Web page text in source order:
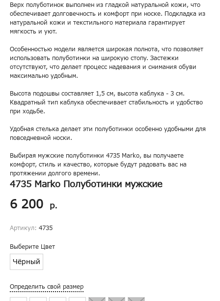
Верх полуботинок выполнен из гладкой натуральной кожи, что
обеспечивает долговечность и комфорт при носке. Подкладка из
натуральной кожи и текстильного материала гарантирует
мягкость и уют.
Особенностью модели является широкая полнота, что позволяет
использовать полуботинки на широкую стопу. Застежки
отсутствуют, что делает процесс надевания и снимания обуви
максимально удобным.
Высота подошвы составляет 1,5 см, высота каблука - 3 см.
Квадратный тип каблука обеспечивает стабильность и удобство
при ходьбе.
Удобная стелька делает эти полуботинки особенно удобными для
повседневной носки.
Выбирая мужские полуботинки 4735 Marko, вы получаете
комфорт, стиль и качество, которые будут радовать вас на
протяжении долгого времени.
4735 Marko Полуботинки мужские
6 200 р.
Артикул: 4735
Выберите Цвет
Чёрный
Определить свой размер